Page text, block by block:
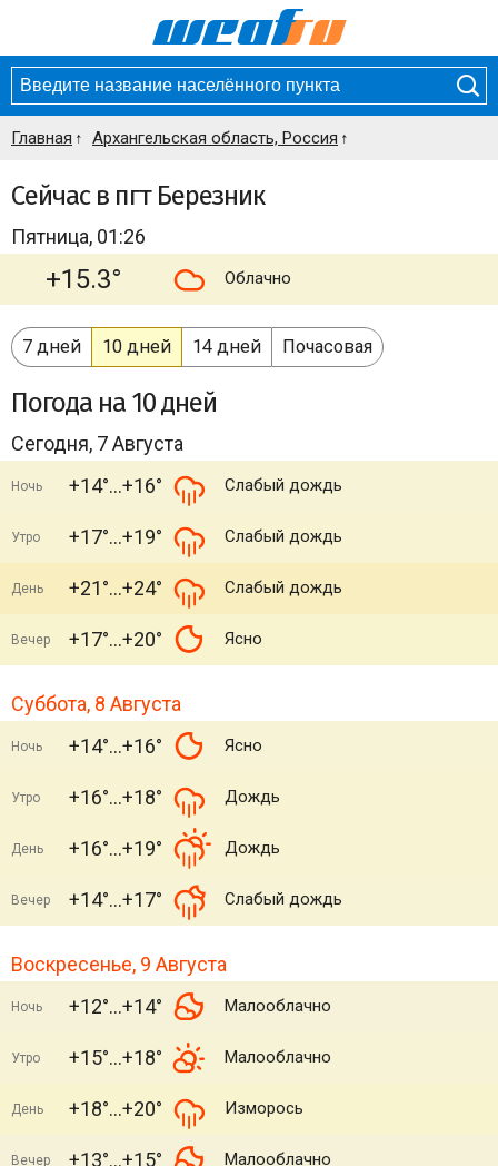
Главная Архангельская область, Россия
Сейчас в пгт Березник
Пятница, 01:26
+15.3° Облачно
7 дней 10 дней 14 дней Почасовая
Погода на 10 дней
Сегодня, 7 Августа
Ночь +14° +16° Слабый дождь
Утро +17° +19° Слабый дождь
День +21° +24° Слабый дождь
Вечер +17° +20° Ясно
Суббота, 8 Августа
Ночь +14° +16° Ясно
Утро +16° +18° Дождь
День +16° +19° Дождь
Вечер +14° +17° Слабый дождь
Воскресенье, 9 Августа
Ночь +12° +14° Малооблачно
Утро +15° +18° Малооблачно
День +18° +20° Изморось
Вечер +13° +15° Малооблачно